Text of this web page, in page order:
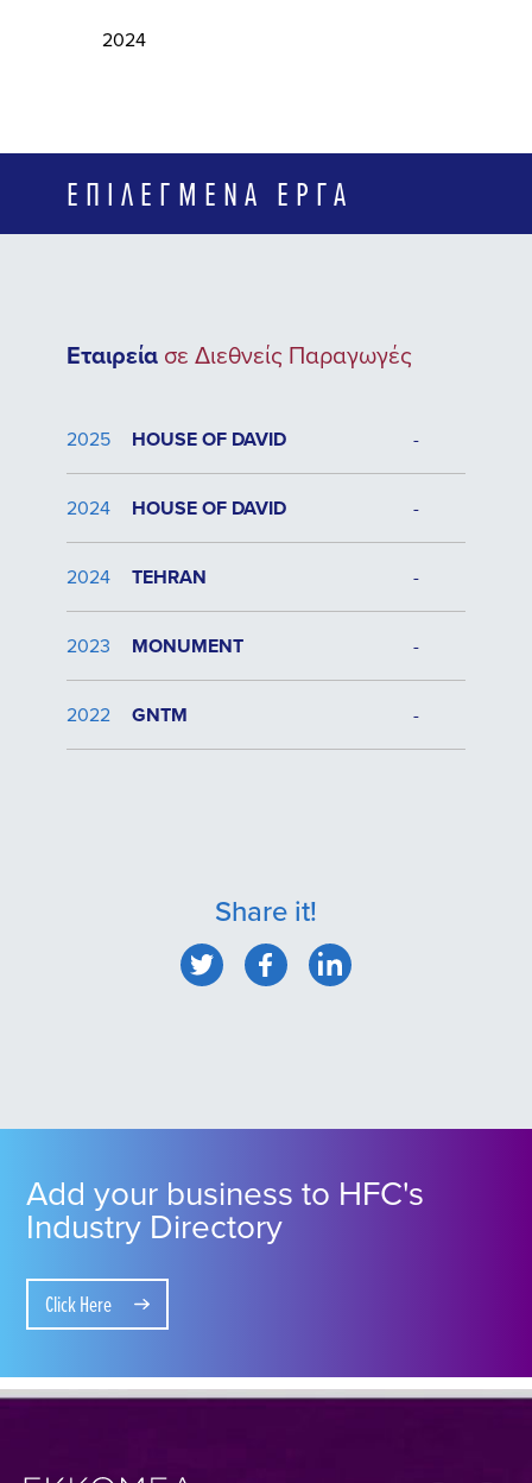
2024
ΕΠΙΛΕΓΜΈΝΑ ΈΡΓΑ
Εταιρεία σε Διεθνείς Παραγωγές
2025 HOUSE OF DAVID -
2024 HOUSE OF DAVID -
2024 TEHRAN -
2023 MONUMENT -
2022 GNTM -
Share it!
Add your business to HFC's
Industry Directory
Click Here